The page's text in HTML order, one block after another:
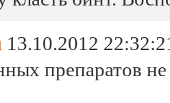
13.10.2012
препаратов